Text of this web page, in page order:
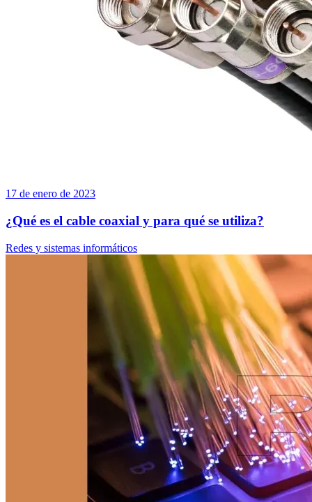
17 de enero de 2023
¿Qué es el cable coaxial y para qué se utiliza?
Redes y sistemas informáticos